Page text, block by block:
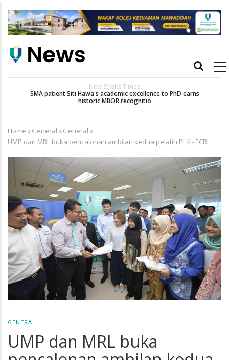
main
Main
New Straits Times
SMA patient Siti Hawa's academic excellence to PhD earns
historic MBOR recognitio
Breadcrumb
Home »General »General »
UMP dan MRL buka pencalonan ambilan kedua pelatih PLKI- ECRL
GENERAL
UMP dan MRL buka